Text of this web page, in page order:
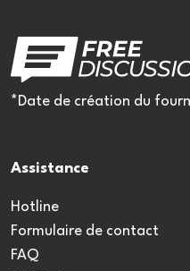
*Date de création du
Assistance
Hotline
Formulaire de contact
FAQ